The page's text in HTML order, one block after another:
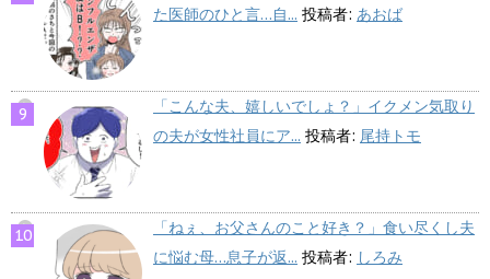
た医師のひと言…自... 投稿者: あおば
「こんな夫、嬉しいでしょ？」イクメン気取り
の夫が女性社員にア... 投稿者: 尾持トモ
「ねぇ、お父さんのこと好き？」食い尽くし夫
に悩む母…息子が返... 投稿者: しろみ